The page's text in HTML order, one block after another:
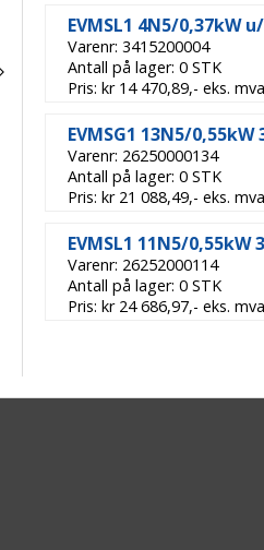
EVMSL1 4N5/0,37kW
Varenr: 3415200004
Antall på lager: 0 STK
Pris: kr 14 470,89,- eks. mva
EVMSG1 13N5/0,55kW
Varenr: 26250000134
Antall på lager: 0 STK
Pris: kr 21 088,49,- eks. mva
EVMSL1 11N5/0,55kW
Varenr: 26252000114
Antall på lager: 0 STK
Pris: kr 24 686,97,- eks. mva